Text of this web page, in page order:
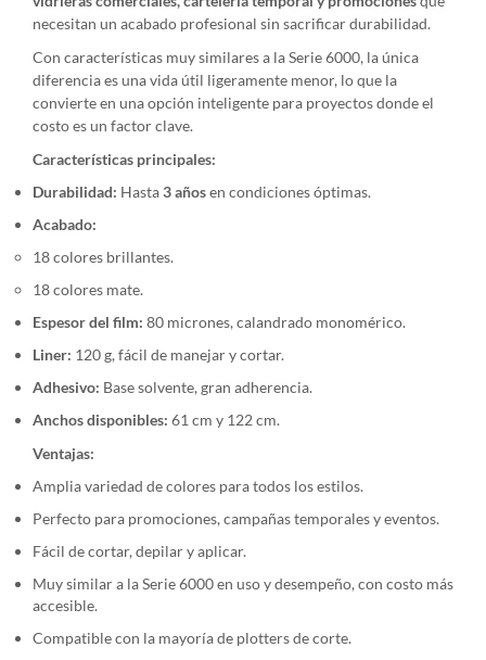
necesitan un acabado profesional sin sacrificar durabilidad.
Con características muy similares a la Serie 6000, la única
diferencia es una vida útil ligeramente menor, lo que la
convierte en una opción inteligente para proyectos donde el
costo es un factor clave.
Características principales:
Durabilidad: Hasta3 añosen condiciones óptimas.
Acabado:
18 colores brillantes.
18 colores mate.
Espesor del film: 80 micrones, calandrado monomérico.
Liner: 120 g, fácil de manejar y cortar.
Adhesivo: Base solvente, gran adherencia.
Anchos disponibles: 61 cm y 122 cm.
Ventajas:
Amplia variedad de colores para todos los estilos.
Perfecto para promociones, campañas temporales y eventos.
Fácil de cortar, depilar y aplicar.
Muy similar a la Serie 6000 en uso y desempeño, con costo más
accesible.
Compatible con la mayoría de plotters de corte.